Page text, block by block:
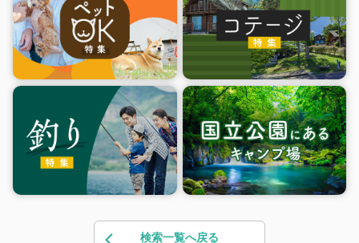
検索一覧へ戻る